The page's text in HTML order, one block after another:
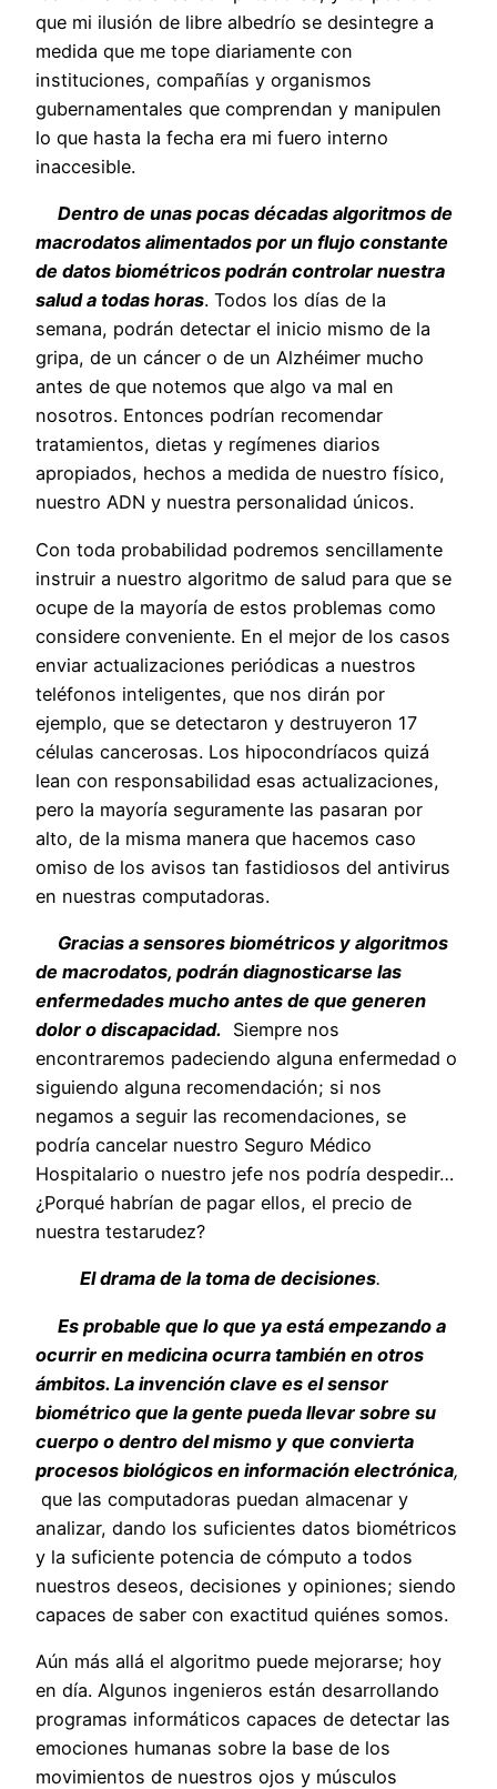
que mi ilusión de libre albedrío se desintegre a
medida que me tope diariamente con
instituciones, compañías y organismos
gubernamentales que comprendan y manipulen
lo que hasta la fecha era mi fuero interno
inaccesible.
Dentro de unas pocas décadas algoritmos de
macrodatos alimentados por un flujo constante
de datos biométricos podrán controlar nuestra
salud a todas horas. Todos los días de la
semana, podrán detectar el inicio mismo de la
gripa, de un cáncer o de un Alzhéimer mucho
antes de que notemos que algo va mal en
nosotros. Entonces podrían recomendar
tratamientos, dietas y regímenes diarios
apropiados, hechos a medida de nuestro físico,
nuestro ADN y nuestra personalidad únicos.
Con toda probabilidad podremos sencillamente
instruir a nuestro algoritmo de salud para que se
ocupe de la mayoría de estos problemas como
considere conveniente. En el mejor de los casos
enviar actualizaciones periódicas a nuestros
teléfonos inteligentes, que nos dirán por
ejemplo, que se detectaron y destruyeron 17
células cancerosas. Los hipocondríacos quizá
lean con responsabilidad esas actualizaciones,
pero la mayoría seguramente las pasaran por
alto, de la misma manera que hacemos caso
omiso de los avisos tan fastidiosos del antivirus
en nuestras computadoras.
Gracias a sensores biométricos y algoritmos
de macrodatos, podrán diagnosticarse las
enfermedades mucho antes de que generen
dolor o discapacidad. Siempre nos
encontraremos padeciendo alguna enfermedad o
siguiendo alguna recomendación; si nos
negamos a seguir las recomendaciones, se
podría cancelar nuestro Seguro Médico
Hospitalario o nuestro jefe nos podría despedir…
¿Porqué habrían de pagar ellos, el precio de
nuestra testarudez?
El drama de la toma de decisiones.
Es probable que lo que ya está empezando a
ocurrir en medicina ocurra también en otros
ámbitos. La invención clave es el sensor
biométrico que la gente pueda llevar sobre su
cuerpo o dentro del mismo y que convierta
procesos biológicos en información electrónica,
que las computadoras puedan almacenar y
analizar, dando los suficientes datos biométricos
y la suficiente potencia de cómputo a todos
nuestros deseos, decisiones y opiniones; siendo
capaces de saber con exactitud quiénes somos.
Aún más allá el algoritmo puede mejorarse; hoy
en día. Algunos ingenieros están desarrollando
programas informáticos capaces de detectar las
emociones humanas sobre la base de los
movimientos de nuestros ojos y músculos